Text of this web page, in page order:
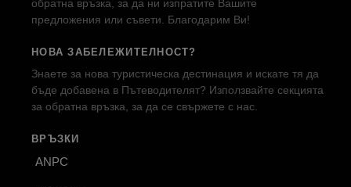
обратна връзка, за да ни изпратите Вашите
предложения или съвети. Благодарим Ви!
НОВА ЗАБЕЛЕЖИТЕЛНОСТ?
Знаете за нова туристическа дестинация и искате тя да
бъде добавена в Пътеводителят? Използвайте секцията
за обратна връзка, за да се свържете с нас.
ВРЪЗКИ
ANPC